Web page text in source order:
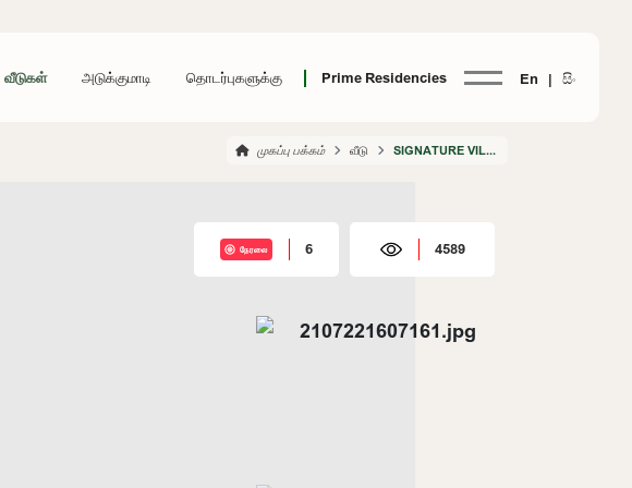
வீடுகள் அடுக்குமாடி தொடர்புகளுக்கு Prime Residencies En | සිං
முகப்பு பக்கம் வீடு SIGNATURE VILLAS NUGEGODA
நேரலை 6 4589